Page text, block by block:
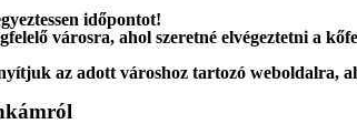
időpontot!
városra, ahol szeretné elvégeztetni a
az adott városhoz tartozó weboldalra,